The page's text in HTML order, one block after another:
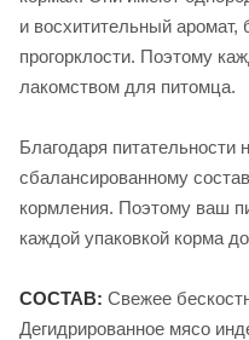
и восхитительный аромат,
прогорклости. Поэтому
лакомством для питомца.
Благодаря питательности
сбалансированному
кормления. Поэтому ваш
каждой упаковкой корма
СОСТАВ: Свежее
Дегидрированное мясо